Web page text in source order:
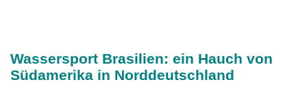
Wassersport Brasilien: ein Hauch von
Südamerika in Norddeutschland